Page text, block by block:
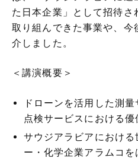
た日本企業」として招待さ
取り組んできた事業や、今
介しました。
＜講演概要＞
ドローンを活用した測
点検サービスにおける優
サウジアラビアにおけ
ー・化学企業アラムコ